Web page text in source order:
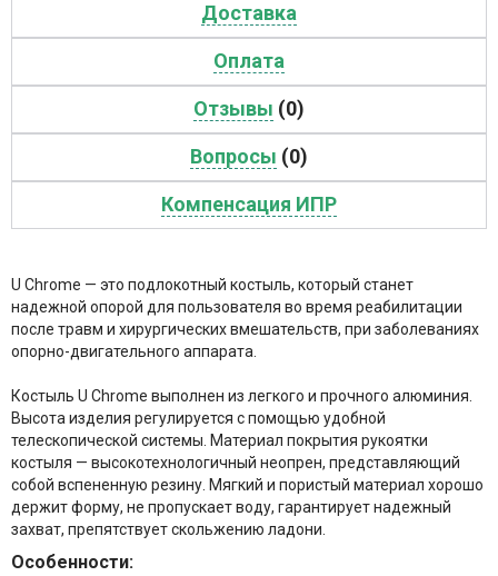
Доставка
Оплата
Отзывы (0)
Вопросы (0)
Компенсация ИПР
U Chrome — это подлокотный костыль, который станет
надежной опорой для пользователя во время реабилитации
после травм и хирургических вмешательств, при заболеваниях
опорно-двигательного аппарата.
Костыль U Chrome выполнен из легкого и прочного алюминия.
Высота изделия регулируется с помощью удобной
телескопической системы. Материал покрытия рукоятки
костыля — высокотехнологичный неопрен, представляющий
собой вспененную резину. Мягкий и пористый материал хорошо
держит форму, не пропускает воду, гарантирует надежный
захват, препятствует скольжению ладони.
Особенности: